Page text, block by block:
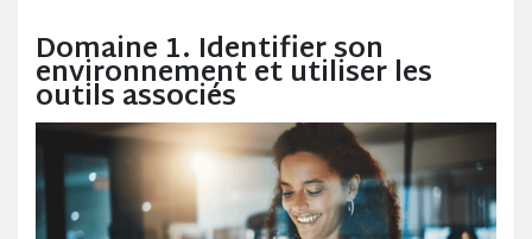
Domaine 1. Identifier son
environnement et utiliser les
outils associés